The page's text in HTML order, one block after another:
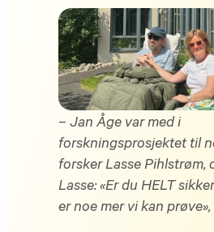
– Jan Åge var med i
forskningsprosjektet til
forsker Lasse Pihlstrøm,
Lasse: «Er du HELT
er noe mer vi kan